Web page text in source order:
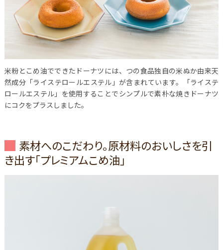
米粉とこめ油でできたドーナツには、つの食品独自の米ぬか由来天
然成分「ライステロールエステル」が含まれています。「ライステ
ロールエステル」を使用することでシンプルで素朴な焼きドーナツ
にコクをプラスしました。
素材へのこだわり。原材料のおいしさを引
き出す「プレミアムこめ油」